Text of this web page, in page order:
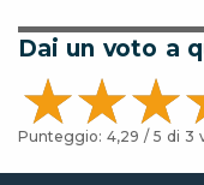
Dai un voto a
Punteggio: 4,29 / 5 di 3